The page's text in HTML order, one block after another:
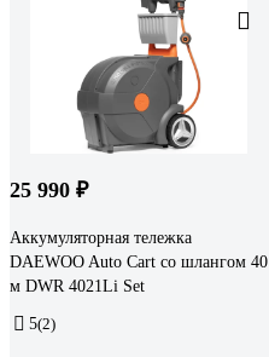
25 990 ₽
Аккумуляторная тележка
DAEWOO Auto Cart со шлангом 40
м DWR 4021Li Set
5(2)